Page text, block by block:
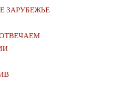
ЗАРУБЕЖЬЕ